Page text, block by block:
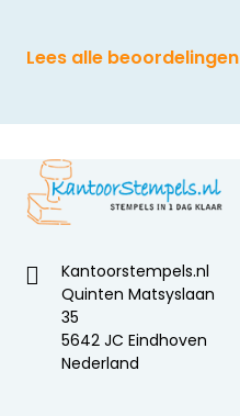
Lees alle beoordelingen
Kantoorstempels.nl
Quinten Matsyslaan
35
5642 JC Eindhoven
Nederland